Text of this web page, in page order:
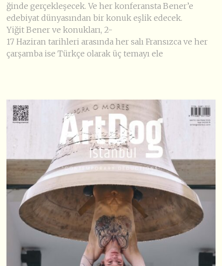
ğinde gerçekleşecek. Ve her konferansta Bener’e
edebiyat dünyasından bir konuk eşlik edecek.
Yiğit Bener ve konukları, 2-
17 Haziran tarihleri arasında her salı Fransızca ve her
çarşamba ise Türkçe olarak üç temayı ele